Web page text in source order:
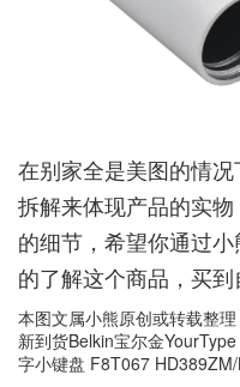
在别家全是美图的情
拆解来体现产品的实
的细节，希望你通过
的了解这个商品，买到
本图文属小熊原创或转载整
新到货Belkin宝尔金
字小键盘 F8T067